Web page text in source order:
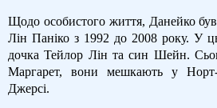
Щодо особистого життя, Данейко
Лін Паніко з 1992 до 2008 року. У
дочка Тейлор Лін та син Шейн.
Маргарет, вони мешкають у
Джерсі.